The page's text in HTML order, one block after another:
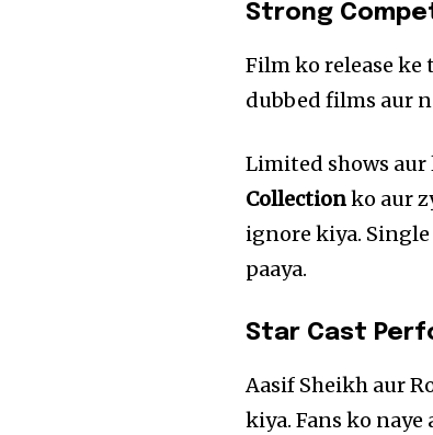
Strong
Film ko release
dubbed films aur
Limited shows
Collectionko aur
ignore kiya.
paaya.
Star Cast
Aasif Sheikh aur
kiya. Fans ko